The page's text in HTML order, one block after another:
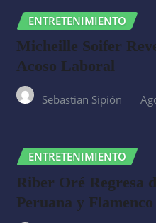
ENTRETENIMIENTO
Micheille Soifer
Acoso Laboral
Sebastian Sipión
ENTRETENIMIENTO
Riber Oré Regresa
Peruana y Flamenco